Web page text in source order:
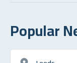
Popular